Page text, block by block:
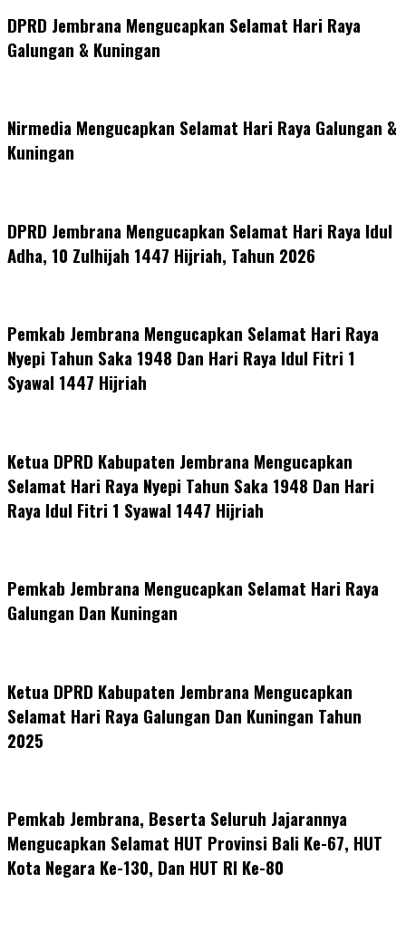
DPRD Jembrana Mengucapkan Selamat Hari Raya
Galungan & Kuningan
Nirmedia Mengucapkan Selamat Hari Raya Galungan &
Kuningan
DPRD Jembrana Mengucapkan Selamat Hari Raya Idul
Adha, 10 Zulhijah 1447 Hijriah, Tahun 2026
Pemkab Jembrana Mengucapkan Selamat Hari Raya
Nyepi Tahun Saka 1948 Dan Hari Raya Idul Fitri 1
Syawal 1447 Hijriah
Ketua DPRD Kabupaten Jembrana Mengucapkan
Selamat Hari Raya Nyepi Tahun Saka 1948 Dan Hari
Raya Idul Fitri 1 Syawal 1447 Hijriah
Pemkab Jembrana Mengucapkan Selamat Hari Raya
Galungan Dan Kuningan
Ketua DPRD Kabupaten Jembrana Mengucapkan
Selamat Hari Raya Galungan Dan Kuningan Tahun
2025
Pemkab Jembrana, Beserta Seluruh Jajarannya
Mengucapkan Selamat HUT Provinsi Bali Ke-67, HUT
Kota Negara Ke-130, Dan HUT RI Ke-80